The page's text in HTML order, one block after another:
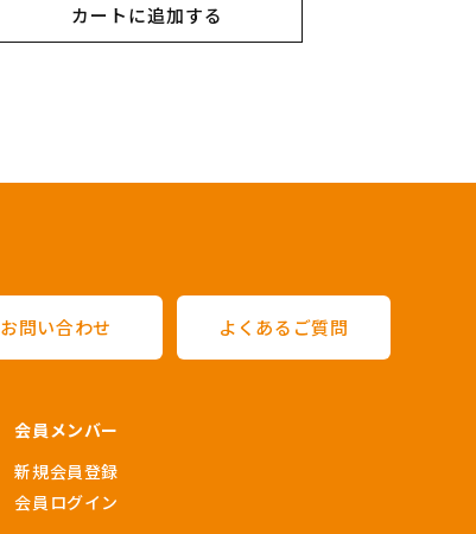
カートに追加する
お問い合わせ よくあるご質問
会員メンバー
新規会員登録
会員ログイン